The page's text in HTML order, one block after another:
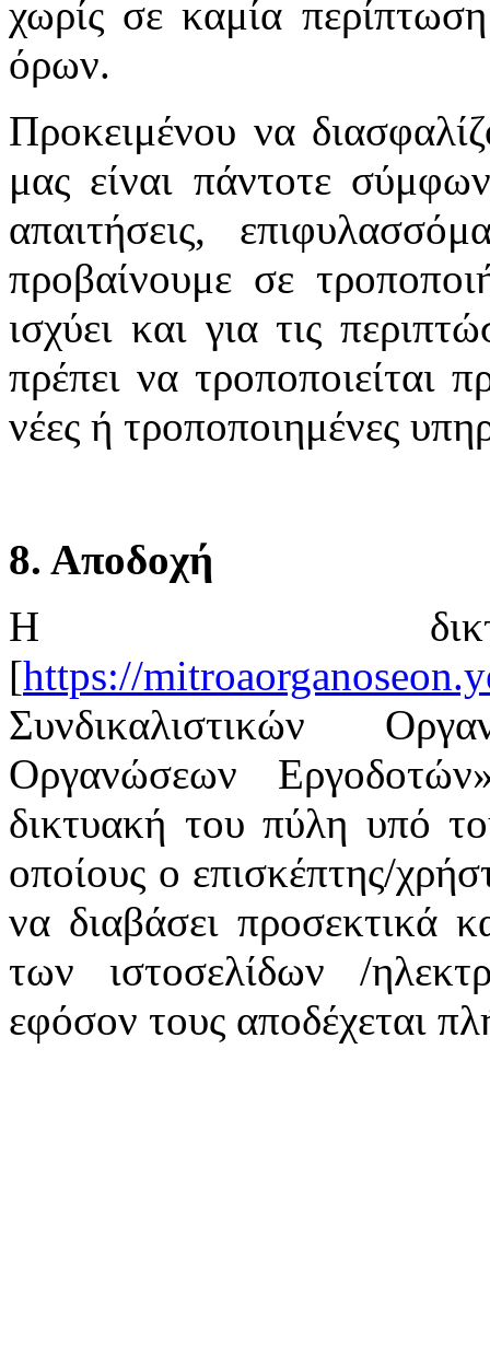
χωρίς σε καμία
όρων.
Προκειμένου να
μας είναι πάντοτε
απαιτήσεις,
προβαίνουμε σε
ισχύει και για τις
πρέπει να τροποποιείται
νέες ή τροποποιημένες
8. Αποδοχή
Η
[https://
Συνδικαλιστικών
Οργανώσεων
δικτυακή του πύλη υπό
οποίους ο επισκέπτης/
να διαβάσει προσεκτικά
των ιστοσελίδων /
εφόσον τους αποδέχεται